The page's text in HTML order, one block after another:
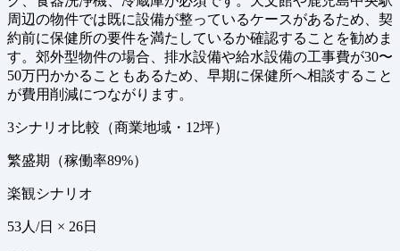
周辺の物件では既に設備が整っているケースがあるため、契
約前に保健所の要件を満たしているか確認することを勧めま
す。郊外型物件の場合、排水設備や給水設備の工事費が30〜
50万円かかることもあるため、早期に保健所へ相談すること
が費用削減につながります。
3シナリオ比較（商業地域・12坪）
繁盛期（稼働率89%）
楽観シナリオ
53人/日 × 26日